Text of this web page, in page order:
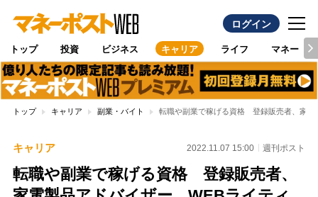
ログイン
トップ 投資 ビジネス キャリア ライフ マネー
トップ キャリア 副業・バイト 転職や副業で稼げる資格 登録販売者、家電
キャリア 2022.11.07 15:00 週刊ポスト
転職や副業で稼げる資格 登録販売者、